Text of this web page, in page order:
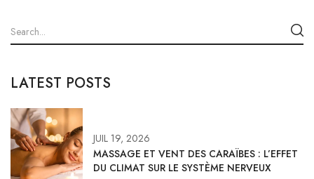
LATEST POSTS
JUIL 19, 2026
MASSAGE ET VENT DES CARAÏBES : L’EFFET
DU CLIMAT SUR LE SYSTÈME NERVEUX